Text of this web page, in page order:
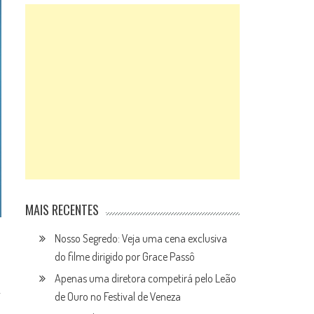
MAIS RECENTES
Nosso Segredo: Veja uma cena exclusiva
do filme dirigido por Grace Passô
Apenas uma diretora competirá pelo Leão
de Ouro no Festival de Veneza